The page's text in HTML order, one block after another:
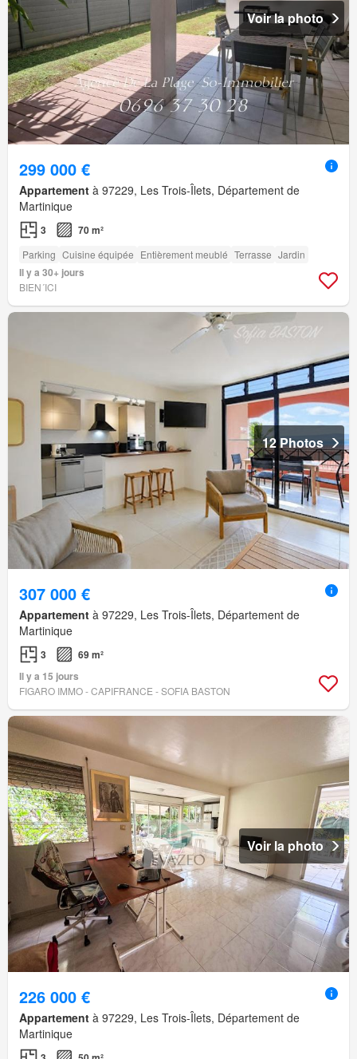
Voir la photo
299 000 €
Appartement à 97229, Les Trois-Îlets, Département de
Martinique
3 70 m²
Parking Cuisine équipée Entièrement meublé Terrasse Jardin
Il y a 30+ jours
BIEN´ICI
12 Photos
307 000 €
Appartement à 97229, Les Trois-Îlets, Département de
Martinique
3
69 m²
Il y a 15 jours
FIGARO IMMO - CAPIFRANCE - SOFIA BASTON
Voir la photo
226 000 €
Appartement à 97229, Les Trois-Îlets, Département de
Martinique